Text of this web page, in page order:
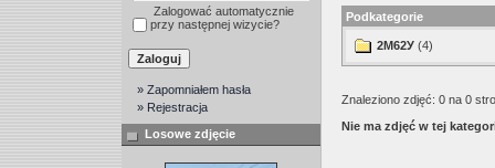
Zalogować automatycznie
przy następnej wizycie?
» Zapomniałem hasła
» Rejestracja
Losowe zdjęcie
Podkategorie
2M62У (4)
Znaleziono zdjęć: 0 na 0
Nie ma zdjęć w tej